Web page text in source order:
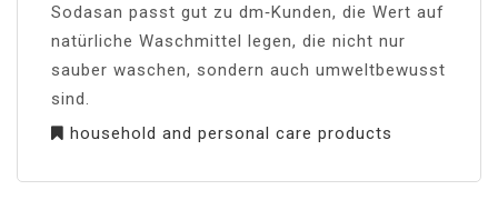
Sodasan passt gut zu dm‑Kunden, die Wert auf
natürliche Waschmittel legen, die nicht nur
sauber waschen, sondern auch umweltbewusst
sind.
household and personal care products